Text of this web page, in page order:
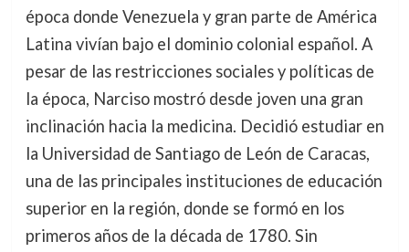
época donde Venezuela y gran parte de América
Latina vivían bajo el dominio colonial español. A
pesar de las restricciones sociales y políticas de
la época, Narciso mostró desde joven una gran
inclinación hacia la medicina. Decidió estudiar en
la Universidad de Santiago de León de Caracas,
una de las principales instituciones de educación
superior en la región, donde se formó en los
primeros años de la década de 1780. Sin